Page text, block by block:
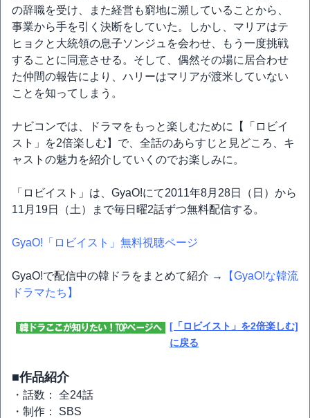
の辞職を受け、また経営も窮地に瀕していることから、
事業から手を引く決断をしていた。しかし、マリアはテ
ヒョクと大統領の息子ソンジュを会わせ、もう一度挑戦
することに同意させる。そして、偶然その場に居合わせ
た仲間の報告により、ハリーはマリアが渡米していない
ことを知ってしまう。
ナビコンでは、ドラマをもっと楽しむために【「ロビイ
スト」を2倍楽しむ】で、全話のあらすじと見どころ、キ
ャストの魅力を紹介していくのでお楽しみに。
「ロビイスト」は、GyaO!にて2011年8月28日（日）から
11月19日（土）まで毎日曜2話ずつ無料配信する。
GyaO!「ロビイスト」無料視聴ページ
GyaO!で配信中の韓ドラをまとめて紹介 →
【GyaO!な韓流
ドラマたち】
[「ロビイスト」を2倍楽しむ]
に戻る
■作品紹介
・話数： 全24話
・制作： SBS